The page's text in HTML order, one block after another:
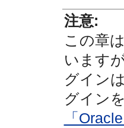
注意:
この章
います
グイン
グイン
「